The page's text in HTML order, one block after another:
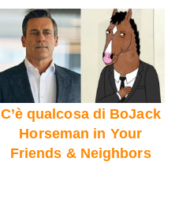
C’è qualcosa di BoJack
Horseman in Your
Friends & Neighbors